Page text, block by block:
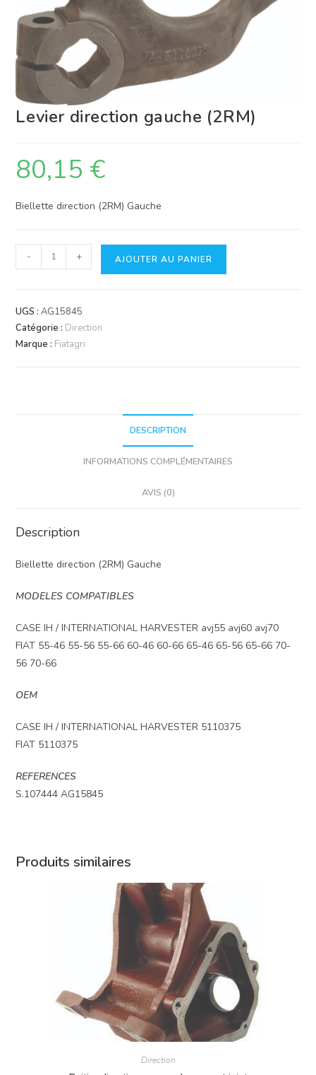
Levier direction gauche (2RM)
80,15 €
Biellette direction (2RM) Gauche
quantité
de
direction
gauche
(2RM)
- + AJOUTER AU PANIER
UGS :AG15845
Catégorie : Direction
Marque : Fiatagri
DESCRIPTION
INFORMATIONS COMPLÉMENTAIRES
AVIS (0)
Description
Biellette direction (2RM) Gauche
MODELES COMPATIBLES
CASE IH / INTERNATIONAL HARVESTER avj55 avj60 avj70
FIAT 55-46 55-56 55-66 60-46 60-66 65-46 65-56 65-66 70-
56 70-66
OEM
CASE IH / INTERNATIONAL HARVESTER 5110375
FIAT 5110375
REFERENCES
S.107444 AG15845
Produits similaires
Direction